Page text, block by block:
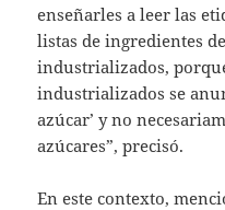
enseñarles a leer las
listas de ingredientes
industrializados,
industrializados se
azúcar’ y no
azúcares”, precisó.
En este contexto,